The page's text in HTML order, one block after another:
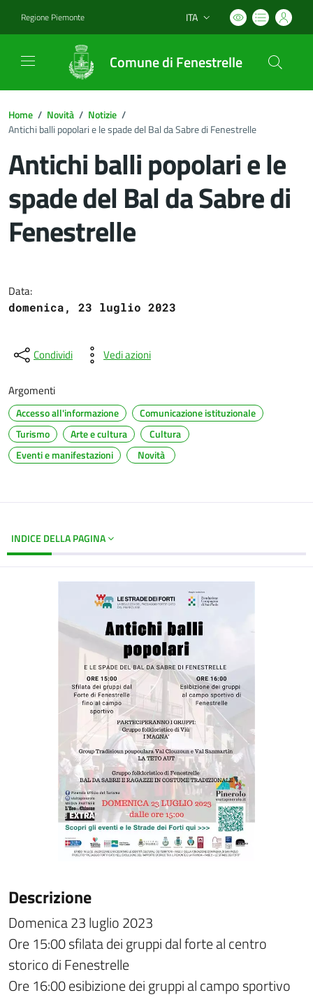
Regione Piemonte Lingua attiva:
ITA
Comune di Fenestrelle
Home / Novità / Notizie /
Antichi balli popolari e le spade del Bal da Sabre di Fenestrelle
Antichi balli popolari e le
spade del Bal da Sabre di
Fenestrelle
Data:
domenica, 23 luglio 2023
Condividi Vedi azioni
Argomenti
Accesso all'informazione
Comunicazione istituzionale
Turismo
Arte e cultura
Cultura
Eventi e manifestazioni
Novità
INDICE DELLA PAGINA
Descrizione
Domenica 23 luglio 2023
Ore 15:00 sfilata dei gruppi dal forte al centro
storico di Fenestrelle
Ore 16:00 esibizione dei gruppi al campo sportivo